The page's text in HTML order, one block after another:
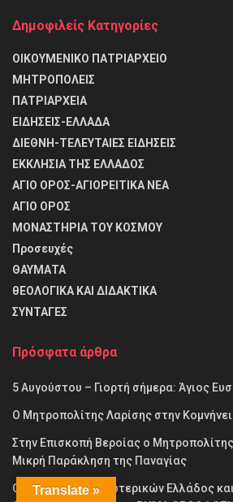
Δημοφιλείς Κατηγορίες
ΟΙΚΟΥΜΕΝΙΚΟ ΠΑΤΡΙΑΡΧΕΙΟ
ΜΗΤΡΟΠΟΛΕΙΣ
ΠΑΤΡΙΑΡΧΕΙΑ
ΕΙΔΗΣΕΙΣ-ΕΛΛΑΔΑ
ΔΙΕΘΝΗ-ΤΕΛΕΥΤΑΙΕΣ ΕΙΔΗΣΕΙΣ
ΕΚΚΛΗΣΙΑ ΤΗΣ ΕΛΛΑΔΟΣ
ΑΓΙΟ ΟΡΟΣ-ΑΓΙΟΡΕΙΤΙΚΑ ΝΕΑ
ΑΓΙΟ ΟΡΟΣ
ΜΟΝΑΣΤΗΡΙΑ ΤΟΥ ΚΟΣΜΟΥ
Προσευχές
ΘΑΥΜΑΤΑ
θΕΟΛΟΓΙΚΑ ΚΑΙ ΔΙΔΑΚΤΙΚΑ
ΣΥΝΤΑΓΕΣ
Πρόσφατα άρθρα
5 Αυγούστου – Γιορτή σήμερα: Άγιος
Ο Μητροπολίτης Λαρίσης στην
Στην Επισκοπή Βεροίας ο
Μικρή Παράκληση της Παναγίας
Οι υφυπουργοί Εξωτερικών Ελλάδος
Translate »